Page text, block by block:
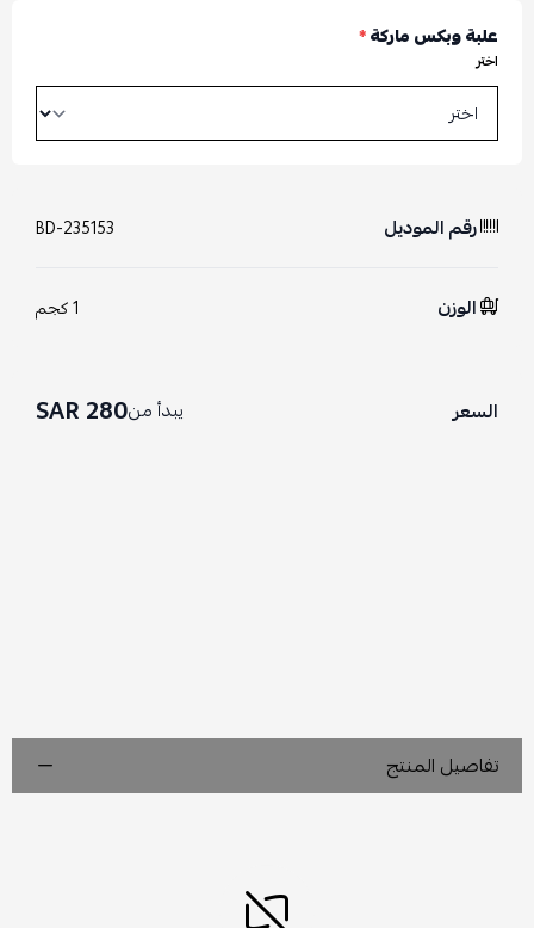
علبة وبكس ماركة*
اختر
رقم الموديل BD-235153
الوزن 1 كجم
السعر يبدأ من280 SAR
تفاصيل المنتج